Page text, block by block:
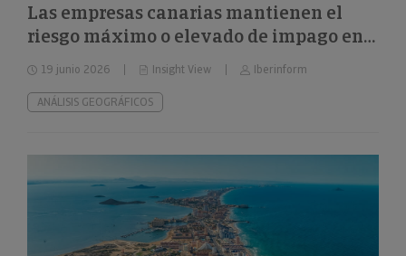
Las empresas canarias mantienen el
riesgo máximo o elevado de impago en
el 32%
19 junio 2026 Insight View Iberinform
ANÁLISIS GEOGRÁFICOS